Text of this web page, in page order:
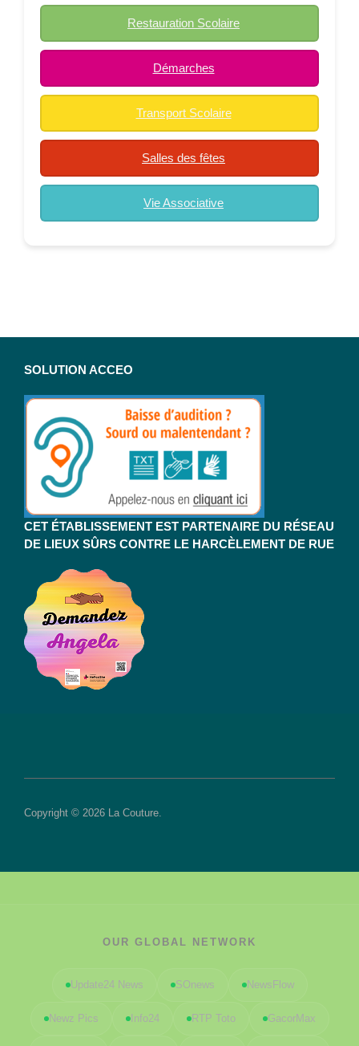
Restauration Scolaire
Démarches
Transport Scolaire
Salles des fêtes
Vie Associative
SOLUTION ACCEO
CET ÉTABLISSEMENT EST PARTENAIRE DU RÉSEAU
DE LIEUX SÛRS CONTRE LE HARCÈLEMENT DE RUE
Copyright © 2026 La Couture.
OUR GLOBAL NETWORK
Update24 News SOnews NewsFlow
Newz Pics Info24 RTP Toto GacorMax